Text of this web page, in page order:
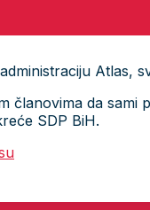
Atlas,
članovima da
SDP BiH.